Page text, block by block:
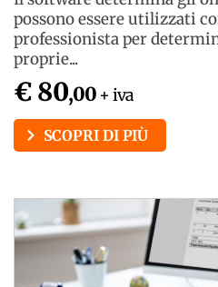
possono essere utilizzati
professionista per
proprie...
€ 80,00 + iva
SCOPRI DI PIÙ